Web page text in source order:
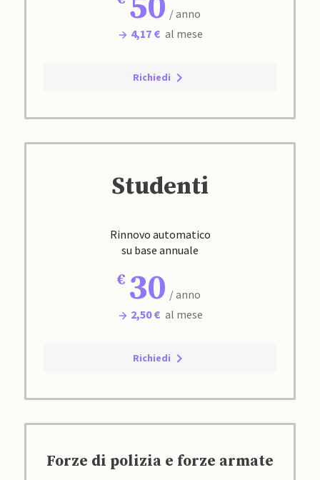
/ anno
4,17 € al mese
Richiedi
Studenti
Rinnovo automatico
su base annuale
30 / anno
2,50 € al mese
Richiedi
Forze di polizia e forze armate